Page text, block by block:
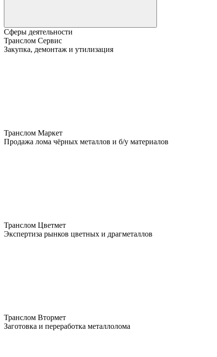
Сферы деятельности
Транслом Сервис
Закупка, демонтаж и утилизация
Транслом Маркет
Продажа лома чёрных металлов и б/у материалов
Транслом Цветмет
Экспертиза рынков цветных и драгметаллов
Транслом Втормет
Заготовка и переработка металлолома